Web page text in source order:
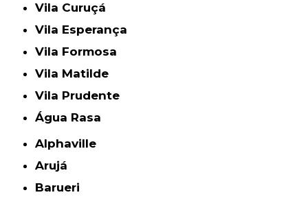
Vila Curuçá
Vila Esperança
Vila Formosa
Vila Matilde
Vila Prudente
Água Rasa
Alphaville
Arujá
Barueri